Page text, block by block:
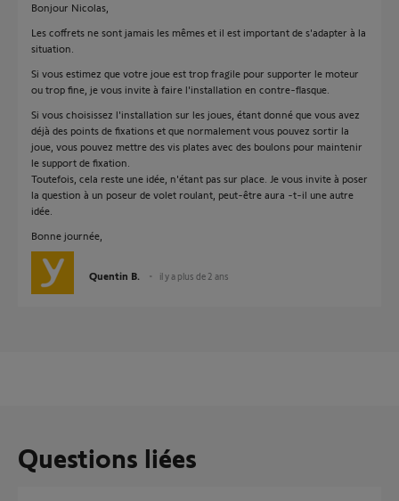
Bonjour Nicolas,
Les coffrets ne sont jamais les mêmes et il est important de s'adapter à la
situation.
Si vous estimez que votre joue est trop fragile pour supporter le moteur
ou trop fine, je vous invite à faire l'installation en contre-flasque.
Si vous choisissez l'installation sur les joues, étant donné que vous avez
déjà des points de fixations et que normalement vous pouvez sortir la
joue, vous pouvez mettre des vis plates avec des boulons pour maintenir
le support de fixation.
Toutefois, cela reste une idée, n'étant pas sur place. Je vous invite à poser
la question à un poseur de volet roulant, peut-être aura -t-il une autre
idée.
Bonne journée,
Quentin B. il y a plus de 2 ans
Questions liées